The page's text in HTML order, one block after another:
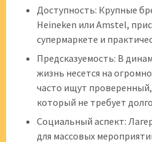
Доступность: Крупные
Heineken или Amstel,
супермаркете и
Предсказуемость: В
жизнь несется на
часто ищут
который не требует
Социальный аспект:
для массовых